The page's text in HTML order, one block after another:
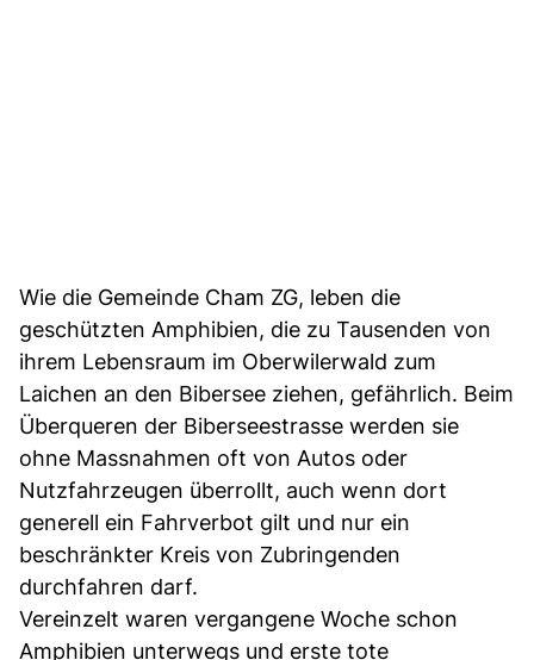
Wie die Gemeinde Cham ZG, leben die
geschützten Amphibien, die zu Tausenden von
ihrem Lebensraum im Oberwilerwald zum
Laichen an den Bibersee ziehen, gefährlich. Beim
Überqueren der Biberseestrasse werden sie
ohne Massnahmen oft von Autos oder
Nutzfahrzeugen überrollt, auch wenn dort
generell ein Fahrverbot gilt und nur ein
beschränkter Kreis von Zubringenden
durchfahren darf.
Vereinzelt waren vergangene Woche schon
Amphibien unterwegs und erste tote